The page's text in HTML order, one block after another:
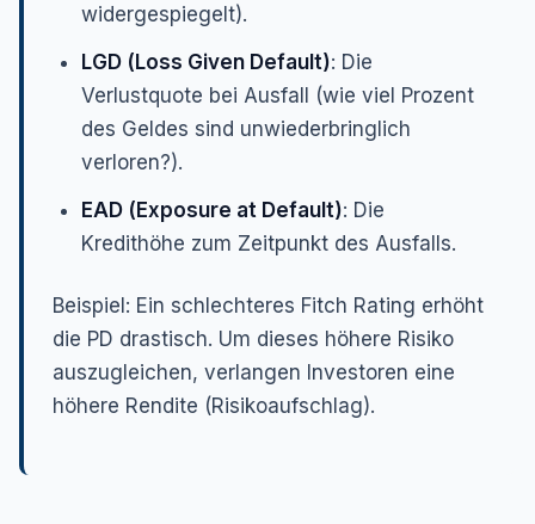
widergespiegelt).
LGD (Loss Given Default): Die
Verlustquote bei Ausfall (wie viel Prozent
des Geldes sind unwiederbringlich
verloren?).
EAD (Exposure at Default): Die
Kredithöhe zum Zeitpunkt des Ausfalls.
Beispiel: Ein schlechteres Fitch Rating erhöht
die PD drastisch. Um dieses höhere Risiko
auszugleichen, verlangen Investoren eine
höhere Rendite (Risikoaufschlag).